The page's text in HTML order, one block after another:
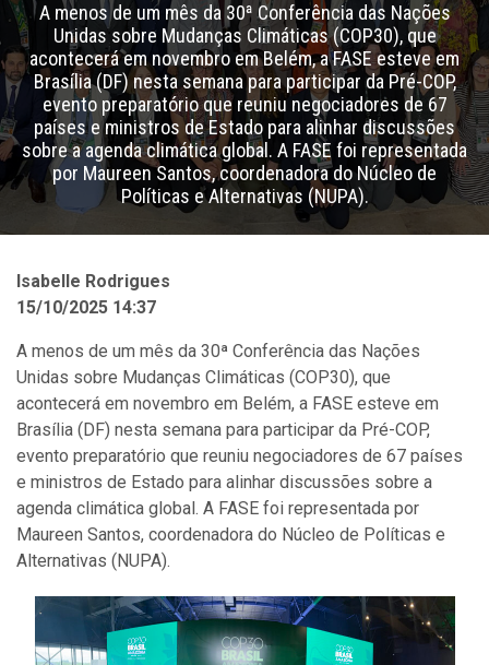
A menos de um mês da 30ª Conferência das Nações
Unidas sobre Mudanças Climáticas (COP30), que
acontecerá em novembro em Belém, a FASE esteve em
Brasília (DF) nesta semana para participar da Pré-COP,
evento preparatório que reuniu negociadores de 67
países e ministros de Estado para alinhar discussões
sobre a agenda climática global. A FASE foi representada
por Maureen Santos, coordenadora do Núcleo de
Políticas e Alternativas (NUPA).
Isabelle Rodrigues
15/10/2025 14:37
A menos de um mês da 30ª Conferência das Nações
Unidas sobre Mudanças Climáticas (COP30), que
acontecerá em novembro em Belém, a FASE esteve em
Brasília (DF) nesta semana para participar da Pré-COP,
evento preparatório que reuniu negociadores de 67 países
e ministros de Estado para alinhar discussões sobre a
agenda climática global. A FASE foi representada por
Maureen Santos, coordenadora do Núcleo de Políticas e
Alternativas (NUPA).